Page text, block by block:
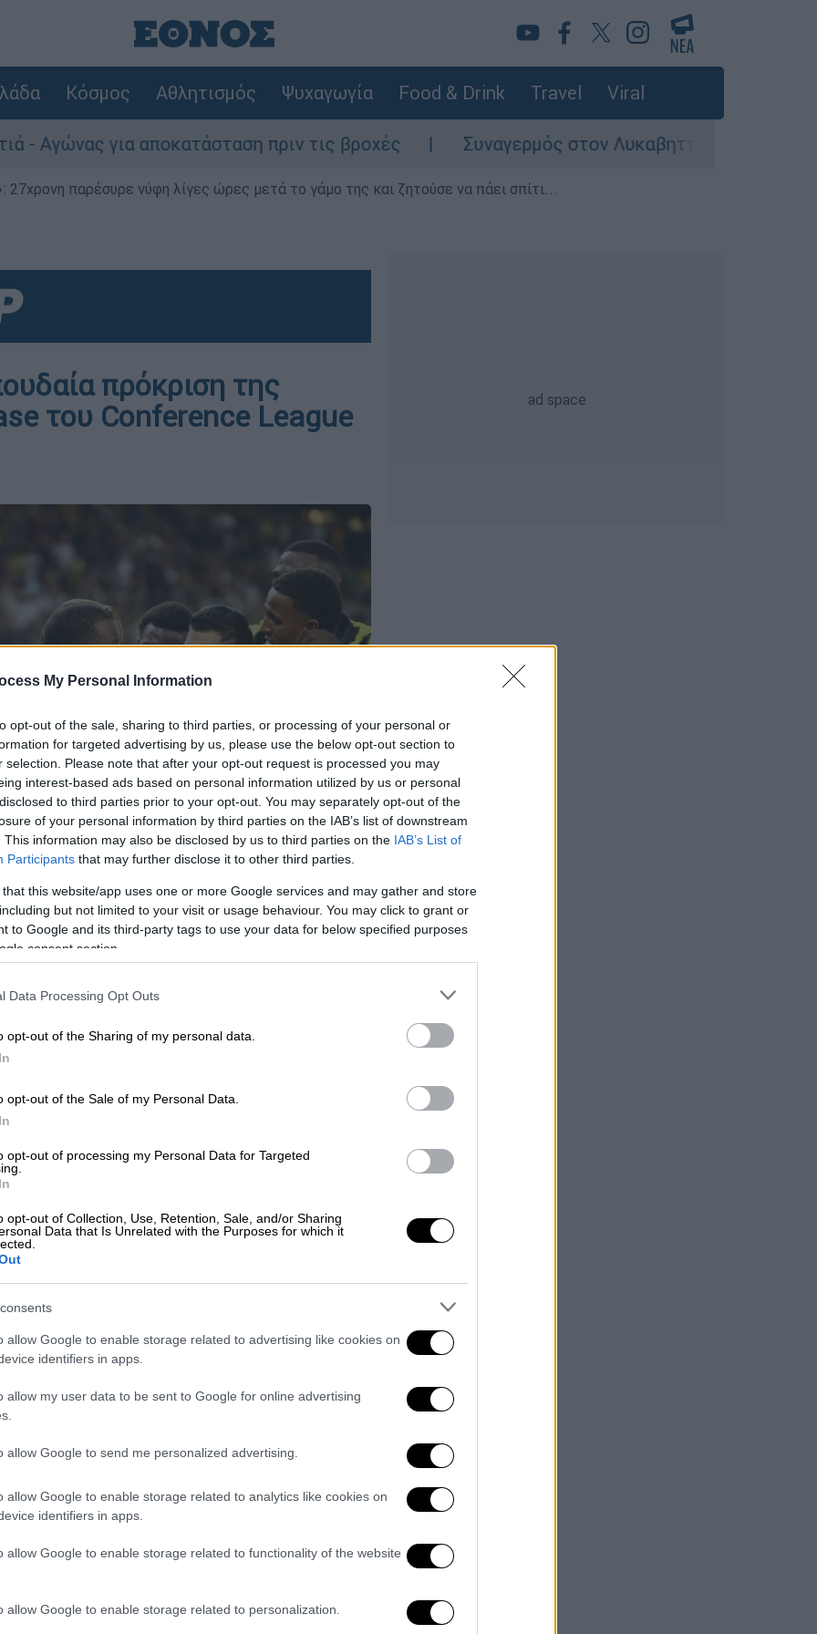
My Personal Information
opt-out of the sale, sharing to third parties, or processing of your personal or
for targeted advertising by us, please use the below opt-out section to
selection. Please note that after your opt-out request is processed you may
interest-based ads based on personal information utilized by us or personal
to third parties prior to your opt-out. You may separately opt-out of the
of your personal information by third parties on the IAB’s list of downstream
This information may also be disclosed by us to third parties on the IAB’s List of
Participants that may further disclose it to other third parties.
that this website/app uses one or more Google services and may gather and store
but not limited to your visit or usage behaviour. You may click to grant or
to Google and its third-party tags to use your data for below specified purposes
consent section.
Data Processing Opt Outs
opt-out of the Sharing of my personal data.
opt-out of the Sale of my Personal Data.
opt-out of processing my Personal Data for Targeted
opt-out of Collection, Use, Retention, Sale, and/or Sharing
Data that Is Unrelated with the Purposes for which it
allow Google to enable storage related to advertising like cookies on
identifiers in apps.
allow my user data to be sent to Google for online advertising
allow Google to send me personalized advertising.
allow Google to enable storage related to analytics like cookies on
identifiers in apps.
allow Google to enable storage related to functionality of the website
allow Google to enable storage related to personalization.
Κόσμος Αθλητισμός Ψυχαγωγία Food & Drink Travel Viral
για αποκατάσταση πριν τις βροχές Συναγερμός στον Λυκαβηττό: Σορός σε
παρέσυρε νύφη λίγες ώρες μετά το γάμο της και ζητούσε να πάει σπίτι...
πρόκριση της
του Conference League
το ΕΘΝΟΣ στη Google
2-0 της
τρόπο μια πρόκριση στη League Phase
την έναρξη της σειράς των αγώνων με τη
με ποδοσφαιρική μαγεία στην
Πήρε το εισιτήριο για τη
-και κυρίως η εικόνα της ομάδας-
Και οι παίκτες του Μάρκο
σε μια βραδιά θριάμβου.
ψηλά και εκμεταλλεύτηκε τα λάθη
έκλεψε και έδωσε στον Κοϊτά, ο οποίος
ημίχρονο, ο Κουτέσα «υπέγραψε» το
για το 2-0, βάζοντας φωτιά στην OPAP